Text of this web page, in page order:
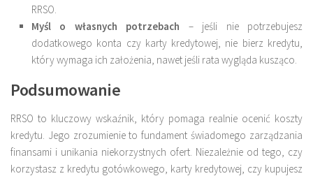
RRSO.
Myśl o własnych potrzebach – jeśli nie potrzebujesz
dodatkowego konta czy karty kredytowej, nie bierz kredytu,
który wymaga ich założenia, nawet jeśli rata wygląda kusząco.
Podsumowanie
RRSO to kluczowy wskaźnik, który pomaga realnie ocenić koszty
kredytu. Jego zrozumienie to fundament świadomego zarządzania
finansami i unikania niekorzystnych ofert. Niezależnie od tego, czy
korzystasz z kredytu gotówkowego, karty kredytowej, czy kupujesz